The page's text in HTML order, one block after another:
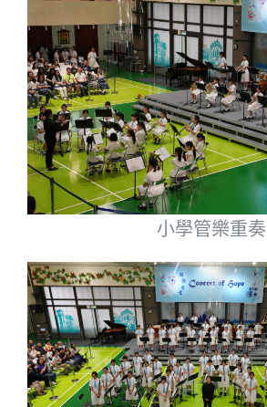
小學管樂重奏